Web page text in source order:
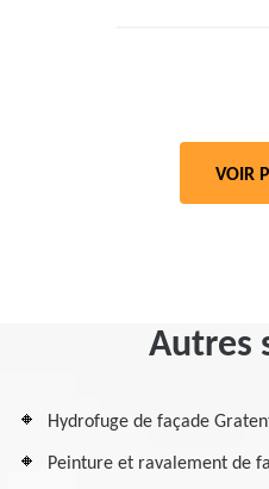
VOIR
Autres
Hydrofuge de façade
Peinture et ravalement de